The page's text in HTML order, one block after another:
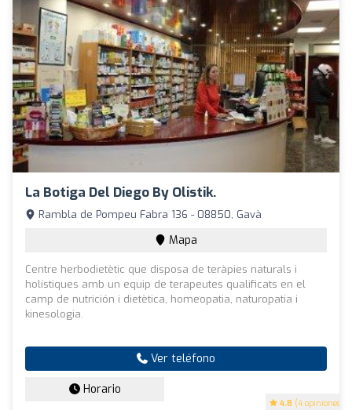
La Botiga Del Diego By Olistik.
4.8 (4 opiniones)
Rambla de Pompeu Fabra 136 - 08850, Gavà
Mapa
Centre herbodietètic que disposa de teràpies naturals i
holístiques amb un equip de terapeutes qualificats en el
camp de nutrición i dietètica, homeopatia, naturopatia i
kinesologia.
Ver teléfono
Horario